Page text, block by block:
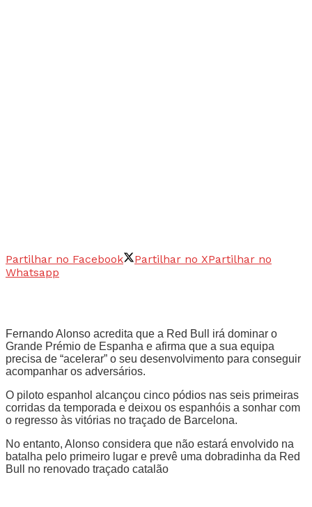
Partilhar no Facebook Partilhar no XPartilhar no
Whatsapp
Fernando Alonso acredita que a Red Bull irá dominar o
Grande Prémio de Espanha e afirma que a sua equipa
precisa de “acelerar” o seu desenvolvimento para conseguir
acompanhar os adversários.
O piloto espanhol alcançou cinco pódios nas seis primeiras
corridas da temporada e deixou os espanhóis a sonhar com
o regresso às vitórias no traçado de Barcelona.
No entanto, Alonso considera que não estará envolvido na
batalha pelo primeiro lugar e prevê uma dobradinha da Red
Bull no renovado traçado catalão